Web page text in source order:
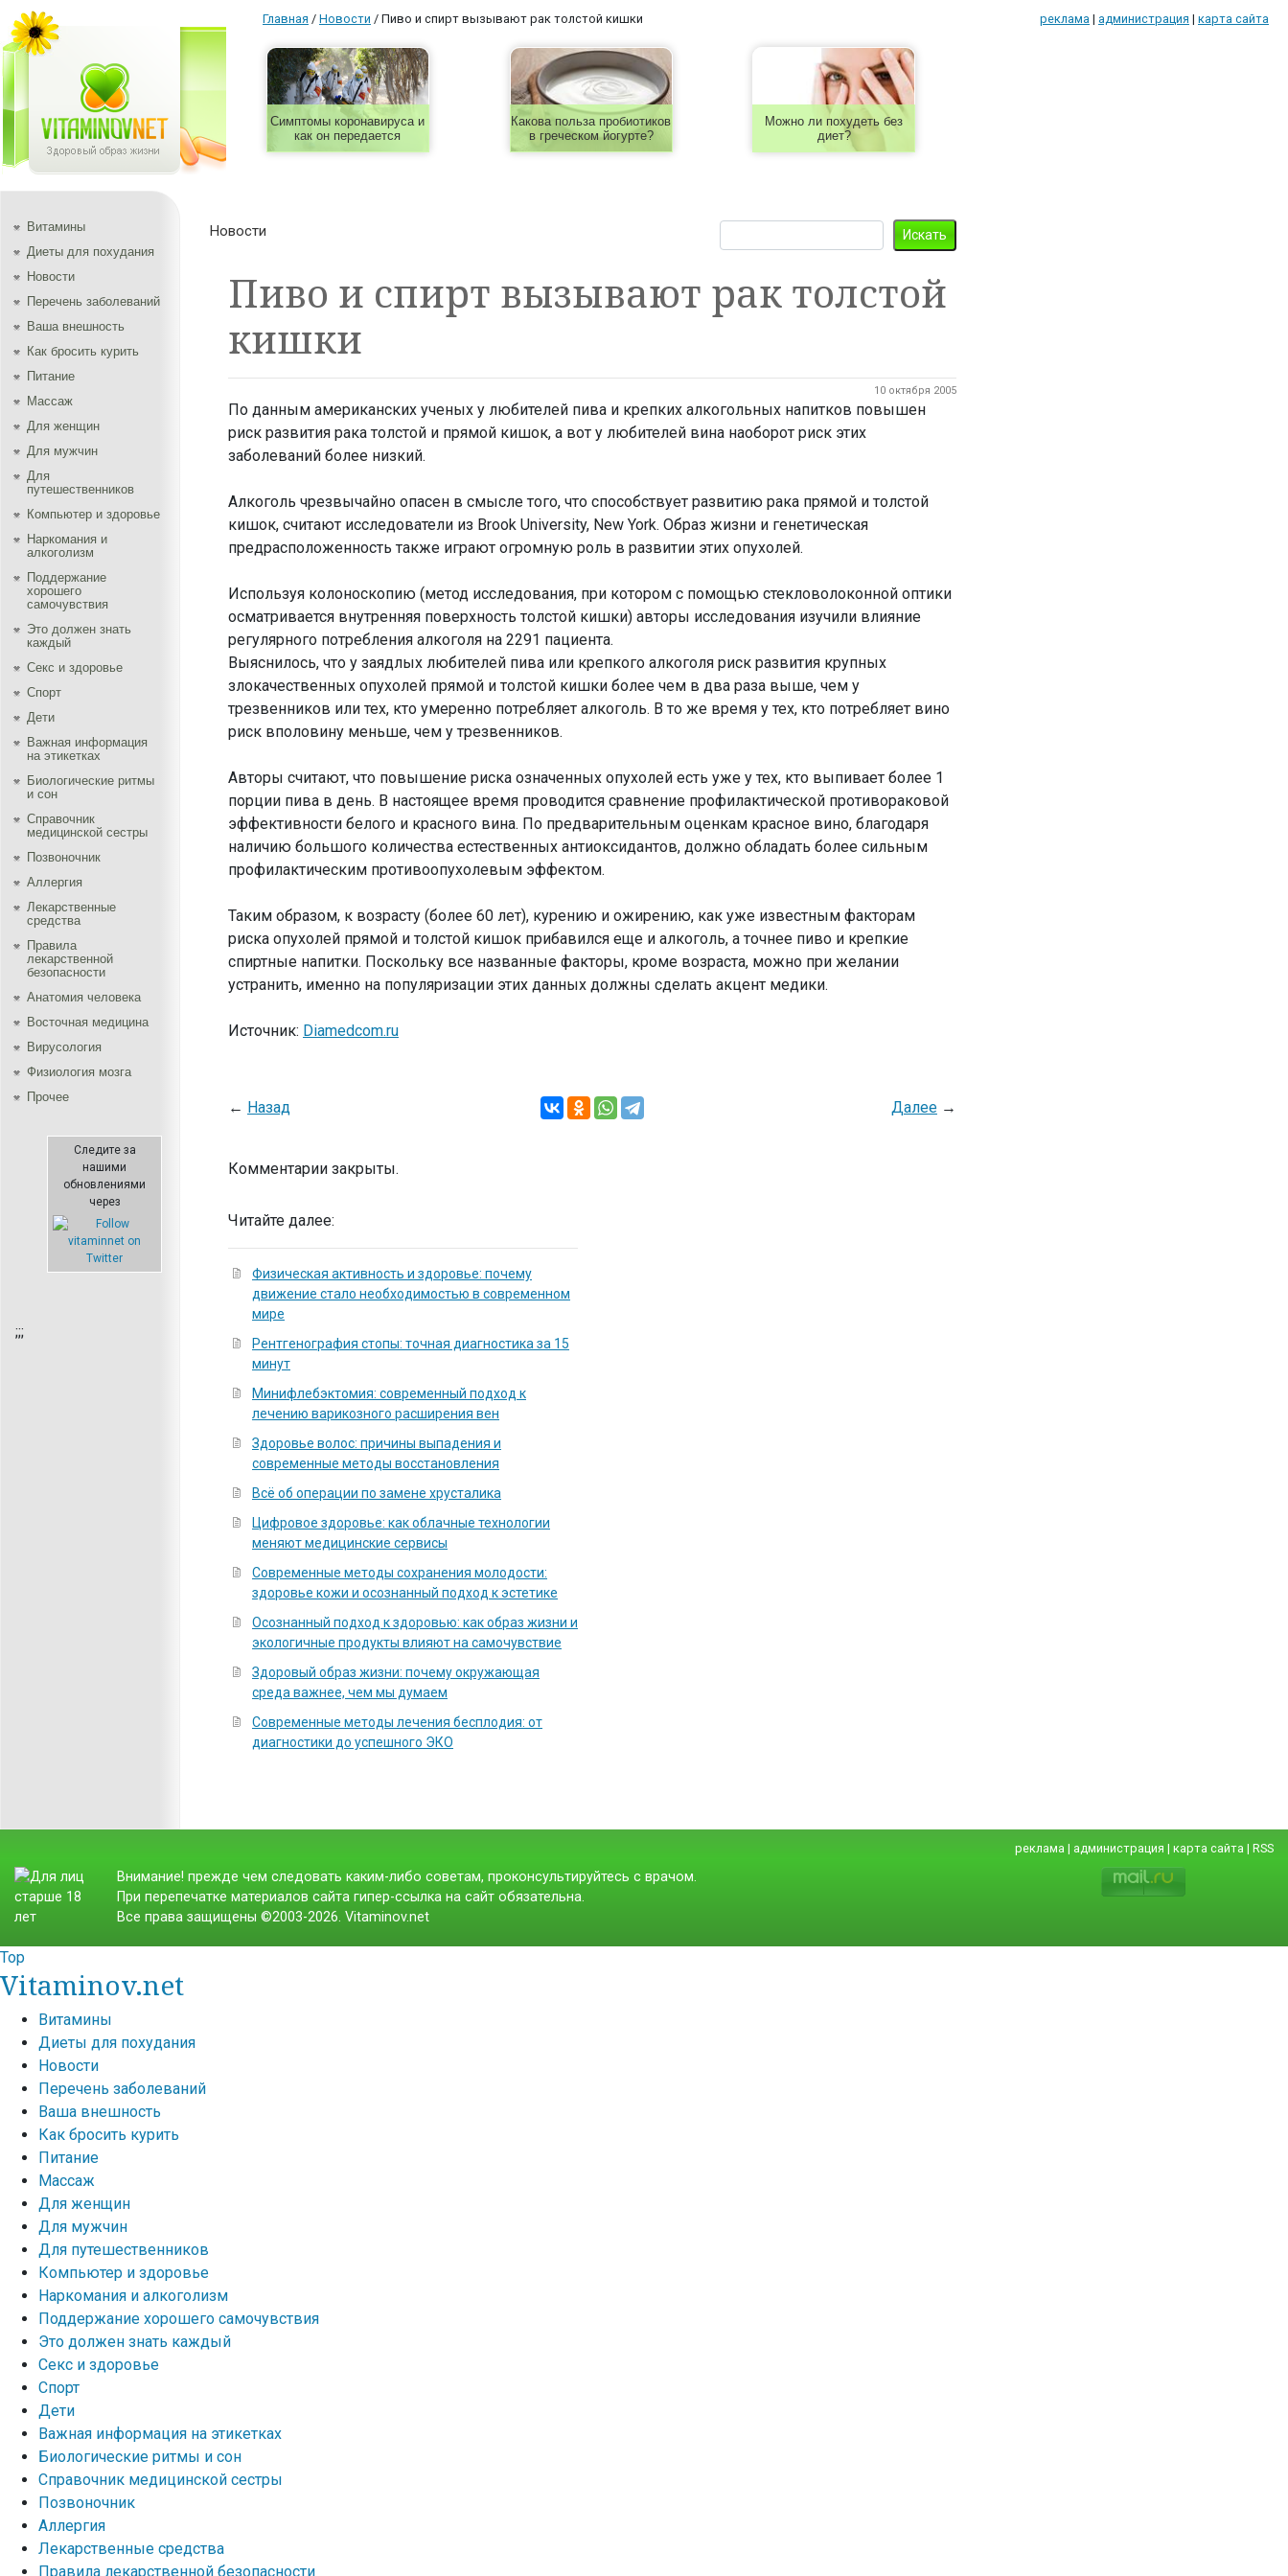
Главная / Новости / Пиво и спирт вызывают рак толстой кишки реклама | администрация | карта сайта
Симптомы коронавируса и
как он передается
Какова польза пробиотиков
в греческом йогурте?
Можно ли похудеть без
диет?
Витамины
Диеты для похудания
Новости
Перечень заболеваний
Ваша внешность
Как бросить курить
Питание
Массаж
Для женщин
Для мужчин
Для
путешественников
Компьютер и здоровье
Наркомания и
алкоголизм
Поддержание
хорошего
самочувствия
Это должен знать
каждый
Секс и здоровье
Спорт
Дети
Важная информация
на этикетках
Биологические ритмы
и сон
Справочник
медицинской сестры
Позвоночник
Аллергия
Лекарственные
средства
Правила
лекарственной
безопасности
Aнатомия человека
Восточная медицина
Вирусология
Физиология мозга
Прочее
Следите за
нашими
обновлениями
через
;;;
Новости
Пиво и спирт вызывают рак толстой
кишки
10 октября 2005
По данным американских ученых у любителей пива и крепких алкогольных напитков повышен
риск развития рака толстой и прямой кишок, а вот у любителей вина наоборот риск этих
заболеваний более низкий.
Алкоголь чрезвычайно опасен в смысле того, что способствует развитию рака прямой и толстой
кишок, считают исследователи из Brook University, New York. Образ жизни и генетическая
предрасположенность также играют огромную роль в развитии этих опухолей.
Используя колоноскопию (метод исследования, при котором с помощью стекловолоконной оптики
осматривается внутренняя поверхность толстой кишки) авторы исследования изучили влияние
регулярного потребления алкоголя на 2291 пациента.
Выяснилось, что у заядлых любителей пива или крепкого алкоголя риск развития крупных
злокачественных опухолей прямой и толстой кишки более чем в два раза выше, чем у
трезвенников или тех, кто умеренно потребляет алкоголь. В то же время у тех, кто потребляет вино
риск вполовину меньше, чем у трезвенников.
Авторы считают, что повышение риска означенных опухолей есть уже у тех, кто выпивает более 1
порции пива в день. В настоящее время проводится сравнение профилактической противораковой
эффективности белого и красного вина. По предварительным оценкам красное вино, благодаря
наличию большого количества естественных антиоксидантов, должно обладать более сильным
профилактическим противоопухолевым эффектом.
Таким образом, к возрасту (более 60 лет), курению и ожирению, как уже известным факторам
риска опухолей прямой и толстой кишок прибавился еще и алкоголь, а точнее пиво и крепкие
спиртные напитки. Поскольку все названные факторы, кроме возраста, можно при желании
устранить, именно на популяризации этих данных должны сделать акцент медики.
Источник: Diamedcom.ru
← Назад Далее→
Комментарии закрыты.
Читайте далее:
Физическая активность и здоровье: почему
движение стало необходимостью в современном
мире
Рентгенография стопы: точная диагностика за 15
минут
Минифлебэктомия: современный подход к
лечению варикозного расширения вен
Здоровье волос: причины выпадения и
современные методы восстановления
Всё об операции по замене хрусталика
Цифровое здоровье: как облачные технологии
меняют медицинские сервисы
Современные методы сохранения молодости:
здоровье кожи и осознанный подход к эстетике
Осознанный подход к здоровью: как образ жизни и
экологичные продукты влияют на самочувствие
Здоровый образ жизни: почему окружающая
среда важнее, чем мы думаем
Современные методы лечения бесплодия: от
диагностики до успешного ЭКО
реклама | администрация | карта сайта | RSS
Внимание! прежде чем следовать каким-либо советам, проконсультируйтесь с врачом.
При перепечатке материалов сайта гипер-ссылка на сайт обязательна.
Все права защищены ©2003-2026. Vitaminov.net
Top
Vitaminov.net
Витамины
Диеты для похудания
Новости
Перечень заболеваний
Ваша внешность
Как бросить курить
Питание
Массаж
Для женщин
Для мужчин
Для путешественников
Компьютер и здоровье
Наркомания и алкоголизм
Поддержание хорошего самочувствия
Это должен знать каждый
Секс и здоровье
Спорт
Дети
Важная информация на этикетках
Биологические ритмы и сон
Справочник медицинской сестры
Позвоночник
Аллергия
Лекарственные средства
Правила лекарственной безопасности